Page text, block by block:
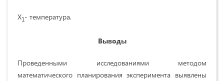
Х1- температура.
Выводы
Проведенными исследованиями методом
математического планирования эксперимента выявлены